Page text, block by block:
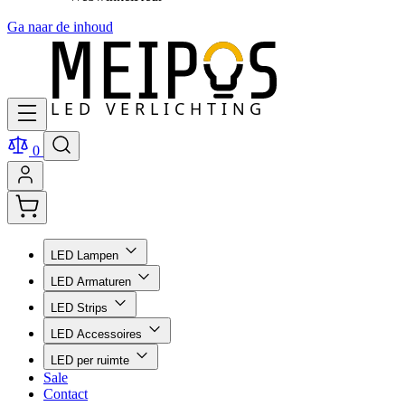
Ga naar de inhoud
0
LED Lampen
LED Armaturen
LED Strips
LED Accessoires
LED per ruimte
Sale
Contact